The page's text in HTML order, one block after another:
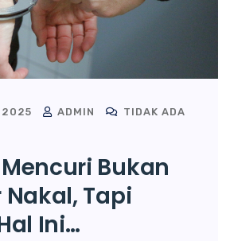
2025 ADMIN
TIDAK ADA
Bukan
Tapi
Ini…